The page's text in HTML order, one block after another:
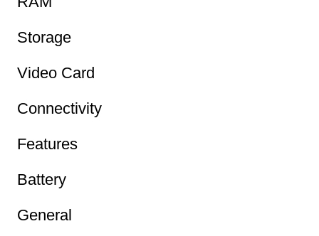
Storage
Video Card
Connectivity
Features
Battery
General